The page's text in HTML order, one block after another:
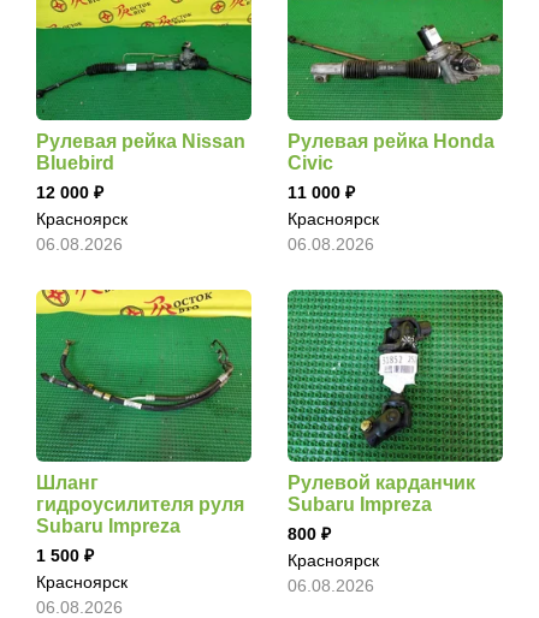
Рулевая рейка Nissan
Bluebird
12 000
Красноярск
06.08.2026
Рулевая рейка Honda
Civic
11 000
Красноярск
06.08.2026
Шланг
гидроусилителя руля
Subaru Impreza
1 500
Красноярск
06.08.2026
Рулевой карданчик
Subaru Impreza
800
Красноярск
06.08.2026